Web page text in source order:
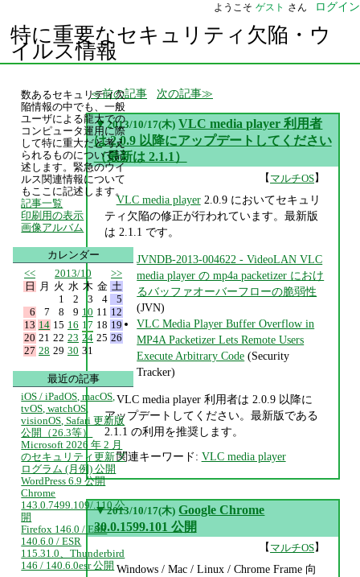
ようこそ ゲスト さん ログイン
特に重要なセキュリティ欠陥・ウ
イルス情報
前の記事 次の記事
▼ 2013/10/17(木) VLC media player 利用者
は 2.0.9 以降にアップデートしてください
（最新は 2.1.1）
【マルチOS】
VLC media player2.0.9 においてセキュリ
ティ欠陥の修正が行われています。最新版
は 2.1.1 です。
JVNDB-2013-004622 - VideoLAN VLC
media player の mp4a packetizer におけ
るバッファオーバーフローの脆弱性
(JVN)
VLC Media Player Buffer Overflow in
MP4A Packetizer Lets Remote Users
Execute Arbitrary Code (Security
Tracker)
VLC media player 利用者は 2.0.9 以降に
アップデートしてください。最新版である
2.1.1 の利用を推奨します。
関連キーワード: VLC media player
▼2013/10/17(木) Google Chrome
30.0.1599.101 公開
【 マルチOS】
Windows / Mac / Linux / Chrome Frame 向
数あるセキュリティ欠
陥情報の中でも、一般
ユーザによる龍大での
コンピュータ運用に際
して特に重大だと考え
られるものについて記
述します。緊急のウイ
ルス関連情報について
もここに記述します。
記事一覧
印刷用の表示
画像アルバム
カレンダー
<<
2013/10
>>
日
月 火 水 木 金 土
1
2 3 4
5
6
7 8 9 10 11 12
13 14 15 16 17 18 19
20 21 22 23 24 25 26
27 28 29 30 31
最近の記事
iOS / iPadOS, macOS,
tvOS, watchOS,
visionOS, Safari 更新版
公開（26.3等）
Microsoft 2026 年 2 月
のセキュリティ更新プ
ログラム (月例) 公開
WordPress 6.9 公開
Chrome
143.0.7499.109/.110 公
開
Firefox 146.0 / ESR
140.6.0 / ESR
115.31.0、Thunderbird
146 / 140.6.0esr 公開